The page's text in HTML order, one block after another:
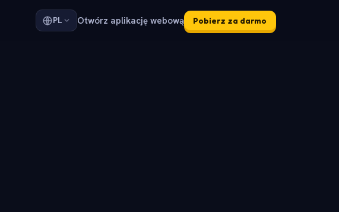
PL Otwórz aplikację webową Pobierz za darmo